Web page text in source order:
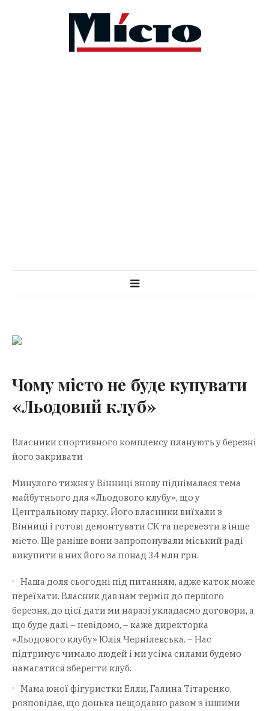
Чому місто не буде купувати
«Льодовий клуб»
Власники спортивного комплексу планують у березні
його закривати
Минулого тижня у Вінниці знову піднімалася тема
майбутнього для «Льодового клубу», що у
Центральному парку. Його власники виїхали з
Вінниці і готові демонтувати СК та перевезти в інше
місто. Ще раніше вони запропонували міський раді
викупити в них його за понад 34 млн грн.
Наша доля сьогодні під питанням, адже каток може
переїхати. Власник дав нам термін до першого
березня, до цієї дати ми наразі укладаємо договори, а
що буде далі – невідомо, – каже директорка
«Льодового клубу» Юлія Чернілевська. – Нас
підтримує чимало людей і ми усіма силами будемо
намагатися зберегти клуб.
Мама юної фігуристки Елли, Галина Тітаренко,
розповідає, що донька нещодавно разом з іншими